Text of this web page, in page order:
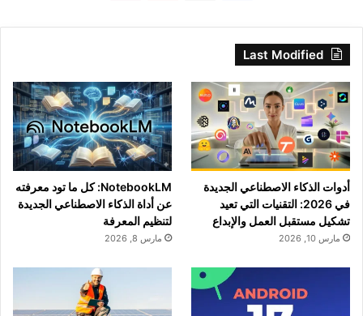
Last Modified
أدوات الذكاء الاصطناعي الجديدة
في 2026: التقنيات التي تعيد
تشكيل مستقبل العمل والإبداع
مارس 10, 2026
NotebookLM: كل ما تود معرفته
عن أداة الذكاء الاصطناعي الجديدة
لتنظيم المعرفة
مارس 8, 2026